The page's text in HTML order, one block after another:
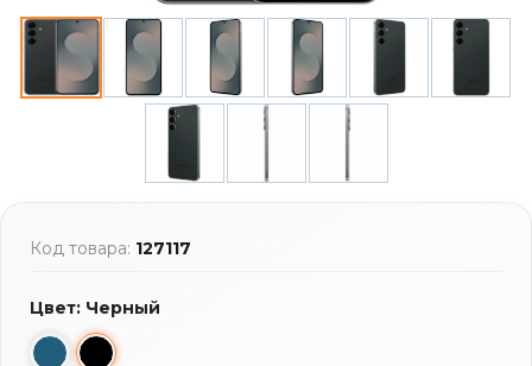
Код товара: 127117
Цвет: Черный